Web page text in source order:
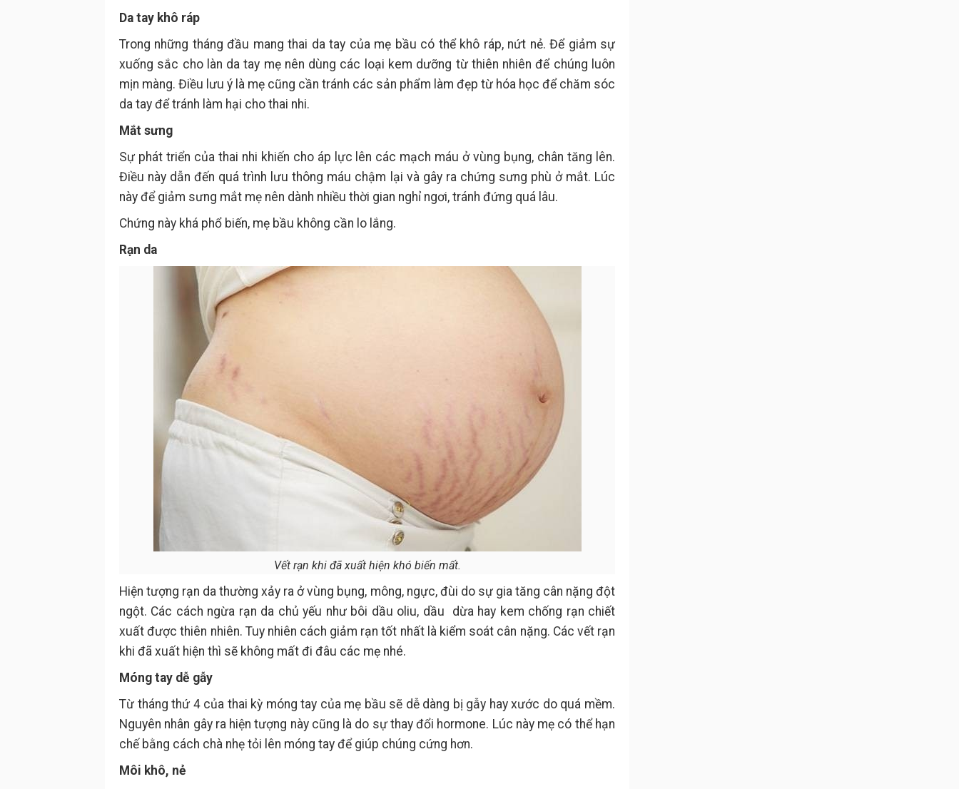
Da tay khô ráp
Trong những tháng đầu mang thai da tay của mẹ bầu có thể khô ráp, nứt nẻ. Để giảm sự
xuống sắc cho làn da tay mẹ nên dùng các loại kem dưỡng từ thiên nhiên để chúng luôn
mịn màng. Điều lưu ý là mẹ cũng cần tránh các sản phẩm làm đẹp từ hóa học để chăm sóc
da tay để tránh làm hại cho thai nhi.
Mắt sưng
Sự phát triển của thai nhi khiến cho áp lực lên các mạch máu ở vùng bụng, chân tăng lên.
Điều này dẫn đến quá trình lưu thông máu chậm lại và gây ra chứng sưng phù ở mắt. Lúc
này để giảm sưng mắt mẹ nên dành nhiều thời gian nghỉ ngơi, tránh đứng quá lâu.
Chứng này khá phổ biến, mẹ bầu không cần lo lắng.
Rạn da
Vết rạn khi đã xuất hiện khó biến mất.
Hiện tượng rạn da thường xảy ra ở vùng bụng, mông, ngực, đùi do sự gia tăng cân nặng đột
ngột. Các cách ngừa rạn da chủ yếu như bôi dầu oliu, dầu dừa hay kem chống rạn chiết
xuất được thiên nhiên. Tuy nhiên cách giảm rạn tốt nhất là kiểm soát cân nặng. Các vết rạn
khi đã xuất hiện thì sẽ không mất đi đâu các mẹ nhé.
Móng tay dễ gẫy
Từ tháng thứ 4 của thai kỳ móng tay của mẹ bầu sẽ dễ dàng bị gẫy hay xước do quá mềm.
Nguyên nhân gây ra hiện tượng này cũng là do sự thay đổi hormone. Lúc này mẹ có thể hạn
chế bằng cách chà nhẹ tỏi lên móng tay để giúp chúng cứng hơn.
Môi khô, nẻ